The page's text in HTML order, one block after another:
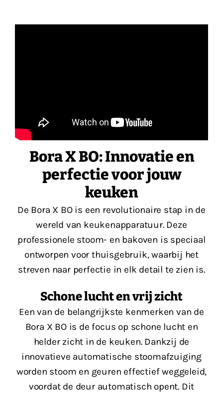
Bora X BO: Innovatie en
perfectie voor jouw
keuken
De Bora X BO is een revolutionaire stap in de
wereld van keukenapparatuur. Deze
professionele stoom- en bakoven is speciaal
ontworpen voor thuisgebruik, waarbij het
streven naar perfectie in elk detail te zien is.
Schone lucht en vrij zicht
Een van de belangrijkste kenmerken van de
Bora X BO is de focus op schone lucht en
helder zicht in de keuken. Dankzij de
innovatieve automatische stoomafzuiging
worden stoom en geuren effectief weggeleid,
voordat de deur automatisch opent. Dit